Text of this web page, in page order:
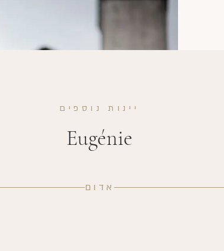
יינות נוספים
Eugénie
אדום